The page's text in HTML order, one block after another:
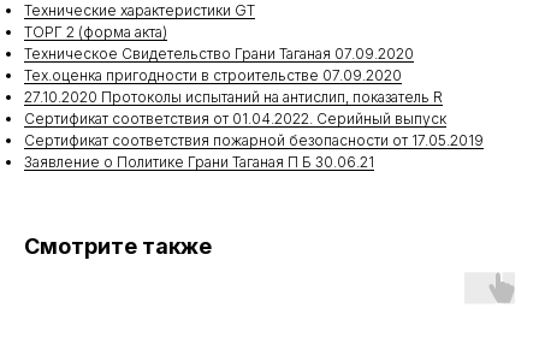
Технические характеристики GT
ТОРГ 2 (форма акта)
Техническое Свидетельство Грани Таганая 07.09.2020
Тех.оценка пригодности в строительстве 07.09.2020
27.10.2020 Протоколы испытаний на антислип, показатель R
Сертификат соответствия от 01.04.2022. Серийный выпуск
Сертификат соответствия пожарной безопасности от 17.05.2019
Заявление о Политике Грани Таганая П Б 30.06.21
Смотрите также